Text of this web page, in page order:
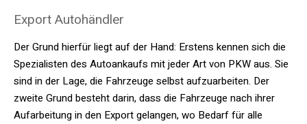
Export Autohändler
Der Grund hierfür liegt auf der Hand: Erstens kennen sich die
Spezialisten des Autoankaufs mit jeder Art von PKW aus. Sie
sind in der Lage, die Fahrzeuge selbst aufzuarbeiten. Der
zweite Grund besteht darin, dass die Fahrzeuge nach ihrer
Aufarbeitung in den Export gelangen, wo Bedarf für alle